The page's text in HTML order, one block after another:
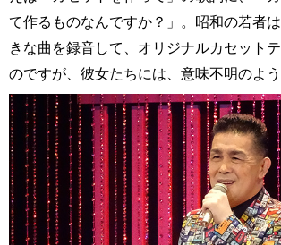
て作るものなんですか？」。昭和の若者
きな曲を録音して、オリジナルカセット
のですが、彼女たちには、意味不明のよう